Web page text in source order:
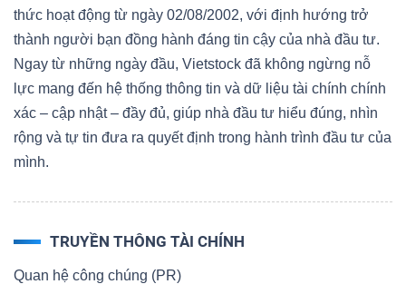
thức hoạt động từ ngày 02/08/2002, với định hướng trở
thành người bạn đồng hành đáng tin cậy của nhà đầu tư.
Ngay từ những ngày đầu, Vietstock đã không ngừng nỗ
lực mang đến hệ thống thông tin và dữ liệu tài chính chính
xác – cập nhật – đầy đủ, giúp nhà đầu tư hiểu đúng, nhìn
rộng và tự tin đưa ra quyết định trong hành trình đầu tư của
mình.
TRUYỀN THÔNG TÀI CHÍNH
Quan hệ công chúng (PR)